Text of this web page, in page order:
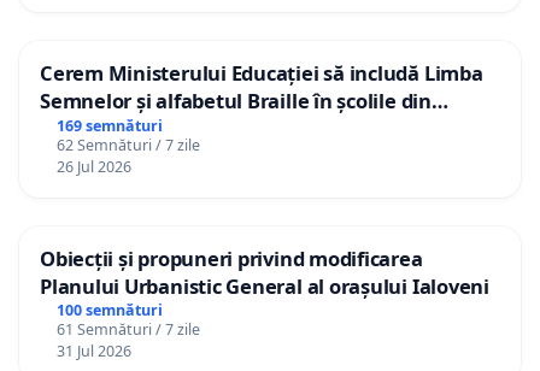
Cerem Ministerului Educației să includă Limba
Semnelor și alfabetul Braille în școlile din
Republica Moldova!
169 semnături
62 Semnături / 7 zile
26 Jul 2026
Obiecții și propuneri privind modificarea
Planului Urbanistic General al orașului Ialoveni
100 semnături
61 Semnături / 7 zile
31 Jul 2026